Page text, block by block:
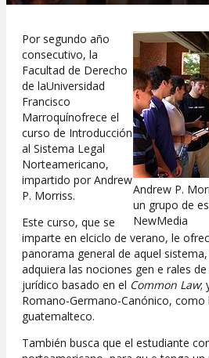
Andrew P.
un grupo de
NewMedia
Por segundo año
consecutivo, la
Facultad de Derecho
de laUniversidad
Francisco
Marroquínofrece el
curso de Introducción
al Sistema Legal
Norteamericano,
impartido por Andrew
P. Morriss.
Este curso, que se
imparte en elciclo de verano, le
panorama general de aquel
adquiera las nociones gen e rales
jurídico basado en el Common Law;
Romano-Germano-Canónico, como
guatemalteco.
También busca que el estudiante